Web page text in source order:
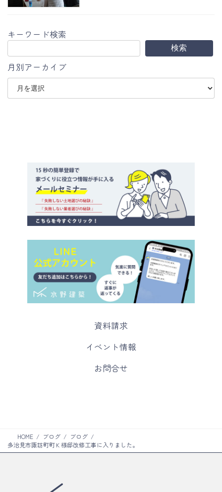
キーワード検索
検索
月別アーカイブ
ア
カ
資料請求
イベント情報
お問合せ
HOME ブログ
ブログ
多治見市諏訪町町Ｋ様邸改修工事に入りました。